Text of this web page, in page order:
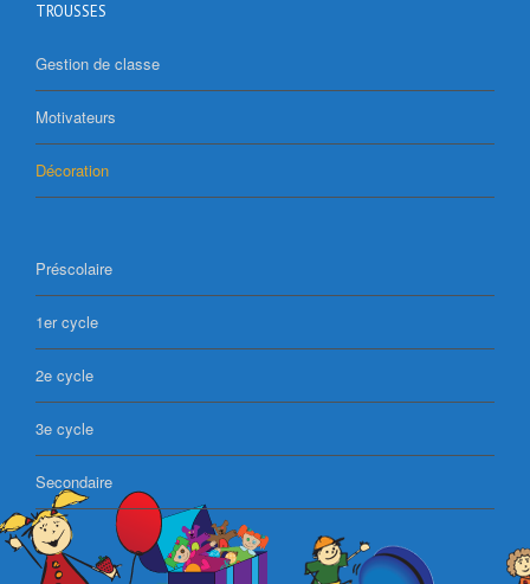
TROUSSES
Gestion de classe
Motivateurs
Décoration
Préscolaire
1er cycle
2e cycle
3e cycle
Secondaire